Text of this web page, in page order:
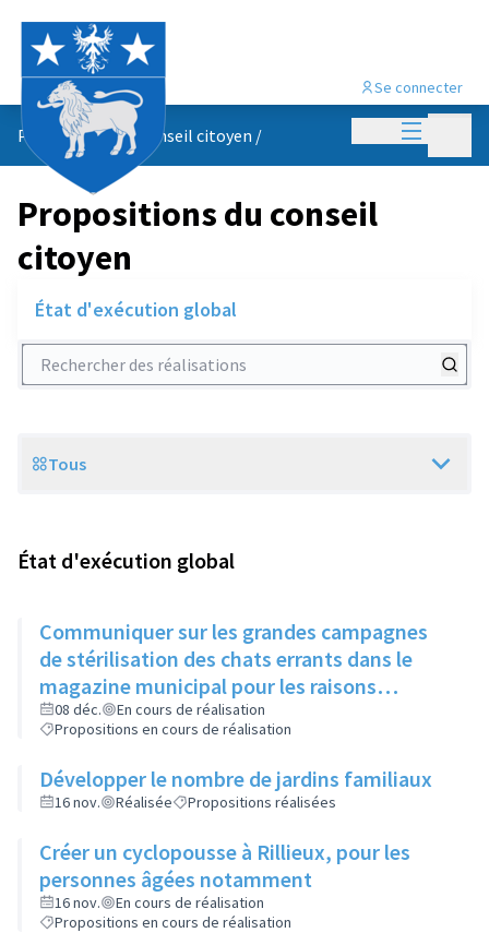
Menu
Se connecter
Propositions du conseil citoyen /
Propositions du conseil
citoyen
État d'exécution global
Rechercher des réalisations
Scope
Tous
État d'exécution global
Communiquer sur les grandes campagnes
de stérilisation des chats errants dans le
magazine municipal pour les raisons
suivantes:
08 déc.
En cours de réalisation
Propositions en cours de réalisation
Développer le nombre de jardins familiaux
16 nov. Réalisée Propositions réalisées
Créer un cyclopousse à Rillieux, pour les
personnes âgées notamment
16 nov.
En cours de réalisation
Propositions en cours de réalisation